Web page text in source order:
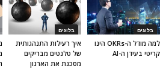
בלוגים
איך רעילות התנהגותית
של טלנטים מבריקים
מסכנת את הארגון
בלוגים
למה מודל ה-OKRs הינו
קריטי בעידן ה-AI